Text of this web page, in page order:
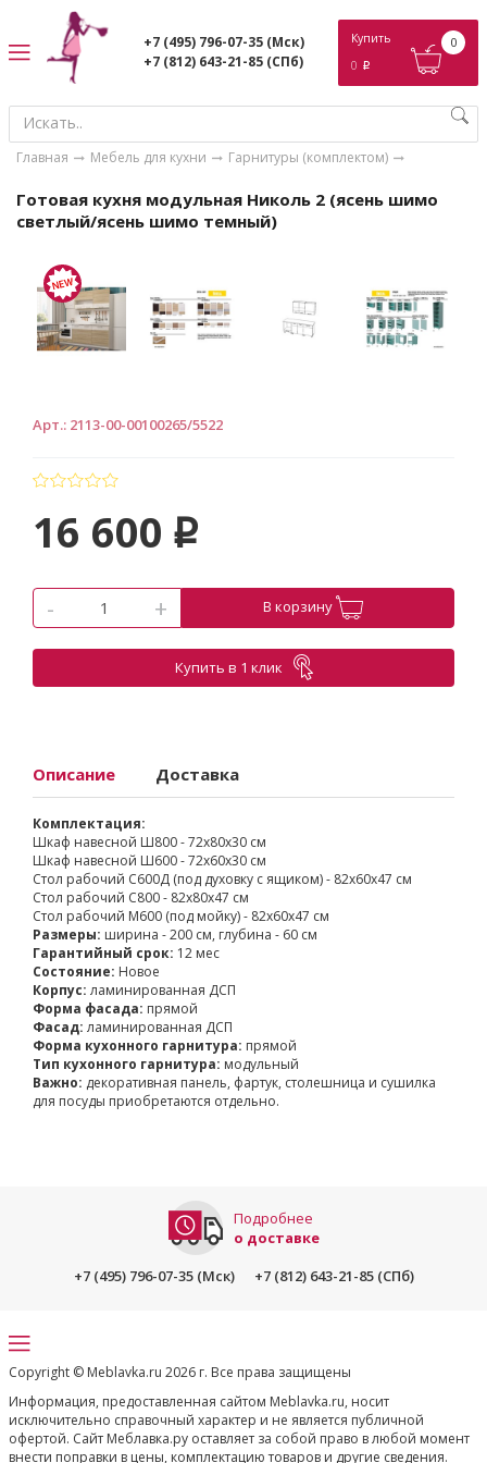
+7 (495) 796-07-35 (Мск)
+7 (812) 643-21-85 (СПб)
Купить
0 p
0
Главная Мебель для кухни Гарнитуры (комплектом)
Готовая кухня модульная Николь 2 (ясень шимо
светлый/ясень шимо темный)
Арт.: 2113-00-00100265/5522
16 600 p
- + В корзину
Купить в 1 клик
Описание Доставка
Комплектация:
Шкаф навесной Ш800 - 72х80х30 см
Шкаф навесной Ш600 - 72х60х30 см
Стол рабочий С600Д (под духовку с ящиком) - 82х60х47 см
Стол рабочий С800 - 82х80х47 см
Стол рабочий М600 (под мойку) - 82х60х47 см
Размеры: ширина - 200 см, глубина - 60 см
Гарантийный срок: 12 мес
Состояние: Новое
Корпус: ламинированная ДСП
Форма фасада: прямой
Фасад: ламинированная ДСП
Форма кухонного гарнитура: прямой
Тип кухонного гарнитура: модульный
Важно: декоративная панель, фартук, столешница и сушилка
для посуды приобретаются отдельно.
Подробнее
о доставке
+7 (495) 796-07-35 (Мск)
+7 (812) 643-21-85 (СПб)
Copyright © Meblavka.ru 2026 г. Все права защищены
Информация, предоставленная сайтом Meblavka.ru, носит
исключительно справочный характер и не является публичной
офертой. Сайт Меблавка.ру оставляет за собой право в любой момент
внести поправки в цены, комплектацию товаров и другие сведения.